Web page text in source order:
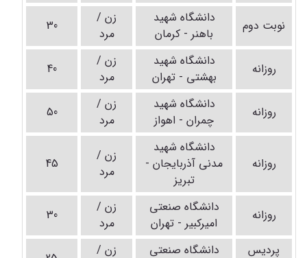
نوبت دوم
دانشگاه شهید
باهنر - کرمان
زن /
مرد
30
روزانه
دانشگاه شهید
بهشتی - تهران
زن /
مرد
40
روزانه
دانشگاه شهید
چمران - اهواز
زن /
مرد
50
روزانه
دانشگاه شهید
مدنی آذربایجان -
تبریز
زن /
مرد
45
روزانه
دانشگاه صنعتی
امیرکبیر - تهران
زن /
مرد
30
پردیس دانشگاه صنعتی زن /